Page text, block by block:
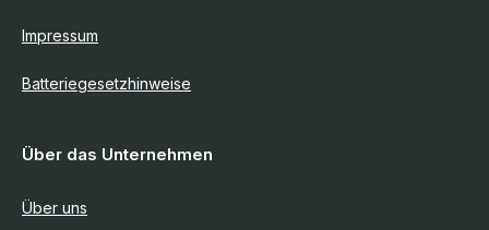
Impressum
Batteriegesetzhinweise
Über das Unternehmen
Über uns